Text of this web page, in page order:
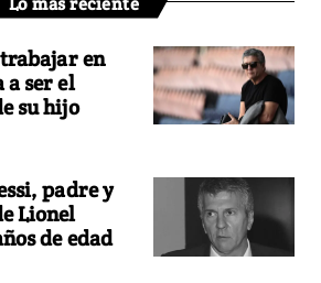
en
ser el
su hijo
padre y
Lionel
de edad